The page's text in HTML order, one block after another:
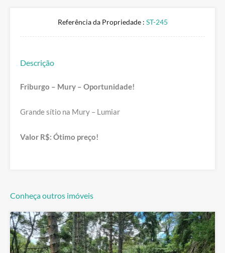
Referência da Propriedade : ST-245
Descrição
Friburgo – Mury – Oportunidade!
Grande sítio na Mury – Lumiar
Valor R$: Ótimo preço!
Conheça outros imóveis